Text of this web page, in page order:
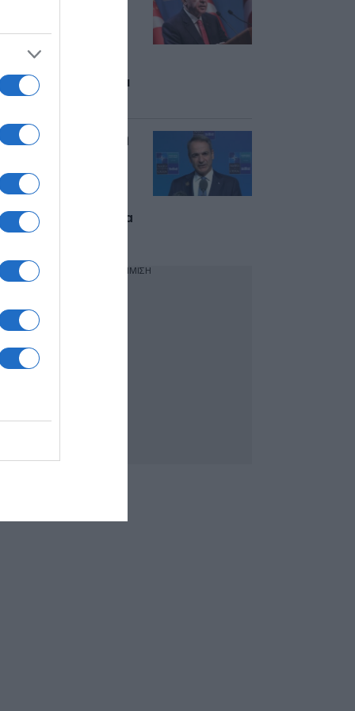
να
αγοράσουμε F-35 –
δεν ξέρει τι
είναι το casus belli»
από τη
“Αντιμετωπίζουμε
απειλή
– Τι είπε για
τα F-35
ΔΙΑΦΗΜΙΣΗ